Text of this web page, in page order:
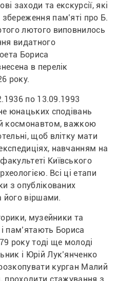
заходи та екскурсії, які
пам’яті про Б.
лютого виповнилось
видатного
Бориса
в перелік
року.
по 13.09.1993
юнацьких сподівань
космонавтом, важкою
щоб влітку мати
навчанням на
Київського
Всі ці етапи
з опублікованих
його віршами.
музейники та
пам’ятають Бориса
року тоді ще молоді
і Юрій Лук’янченко
курган Малий